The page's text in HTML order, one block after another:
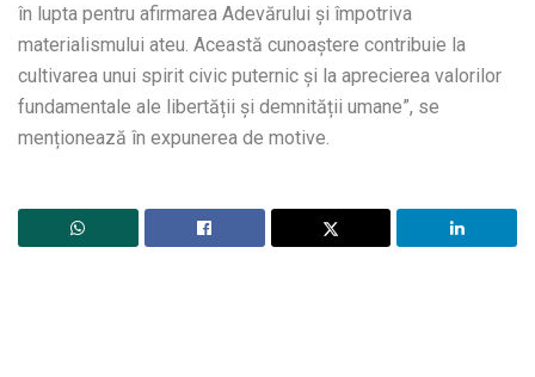
în lupta pentru afirmarea Adevărului și împotriva
materialismului ateu. Această cunoaștere contribuie la
cultivarea unui spirit civic puternic și la aprecierea valorilor
fundamentale ale libertății și demnității umane”, se
menționează în expunerea de motive.